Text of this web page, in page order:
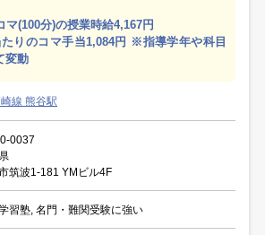
マ(100分)の授業時給4,167円
たりのコマ手当1,084円 ※指導学年や科目
変動
線 熊谷駅
0037
筑波1-181 YMビル4F
習塾, 名門・難関受験に強い